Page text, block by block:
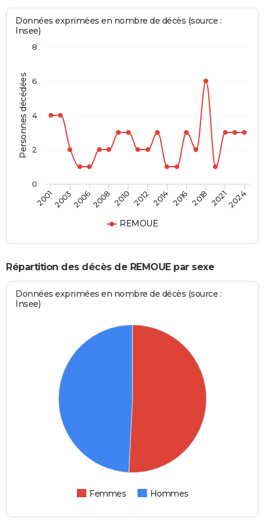
Personnes décédées
Données exprimées en nombre de décès (source :
Insee)
REMOUE
2001200320062008 2010 2012 2014 2016 2018 20212024
0
2
4
6
8
Répartition des décès de REMOUE par sexe
Données exprimées en nombre de décès (source :
Insee)
Femmes Hommes